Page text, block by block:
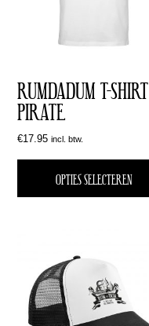
RUMDADUM T-SHIRT
PIRATE
€17.95 incl. btw.
OPTIES SELECTEREN